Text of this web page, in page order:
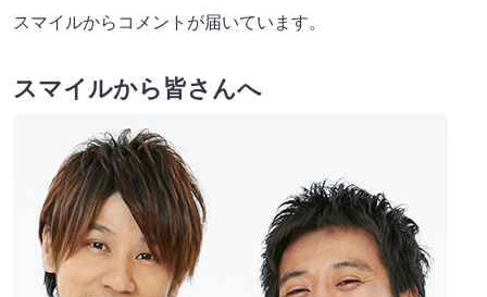
スマイルからコメントが届いています。
スマイルから皆さんへ